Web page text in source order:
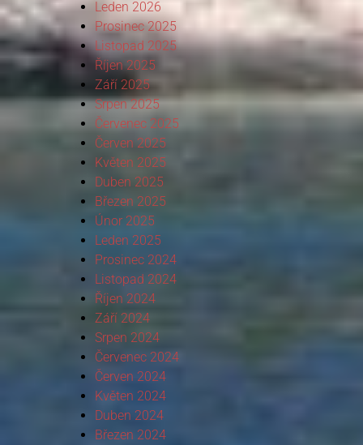
Leden 2026
Prosinec 2025
Listopad 2025
Říjen 2025
Září 2025
Srpen 2025
Červenec 2025
Červen 2025
Květen 2025
Duben 2025
Březen 2025
Únor 2025
Leden 2025
Prosinec 2024
Listopad 2024
Říjen 2024
Září 2024
Srpen 2024
Červenec 2024
Červen 2024
Květen 2024
Duben 2024
Březen 2024